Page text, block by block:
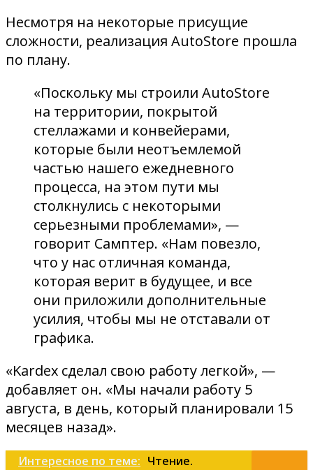
Несмотря на некоторые присущие
сложности, реализация AutoStore прошла
по плану.
«Поскольку мы строили AutoStore
на территории, покрытой
стеллажами и конвейерами,
которые были неотъемлемой
частью нашего ежедневного
процесса, на этом пути мы
столкнулись с некоторыми
серьезными проблемами», —
говорит Самптер. «Нам повезло,
что у нас отличная команда,
которая верит в будущее, и все
они приложили дополнительные
усилия, чтобы мы не отставали от
графика.
«Kardex сделал свою работу легкой», —
добавляет он. «Мы начали работу 5
августа, в день, который планировали 15
месяцев назад».
Интересное по теме: Чтение.